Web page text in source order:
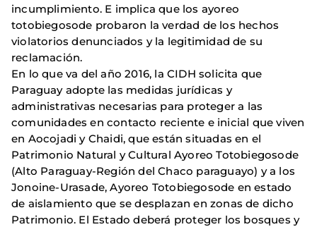
incumplimiento. E implica que los ayoreo
totobiegosode probaron la verdad de los hechos
violatorios denunciados y la legitimidad de su
reclamación.
En lo que va del año 2016, la CIDH solicita que
Paraguay adopte las medidas jurídicas y
administrativas necesarias para proteger a las
comunidades en contacto reciente e inicial que viven
en Aocojadi y Chaidi, que están situadas en el
Patrimonio Natural y Cultural Ayoreo Totobiegosode
(Alto Paraguay-Región del Chaco paraguayo) y a los
Jonoine-Urasade, Ayoreo Totobiegosode en estado
de aislamiento que se desplazan en zonas de dicho
Patrimonio. El Estado deberá proteger los bosques y